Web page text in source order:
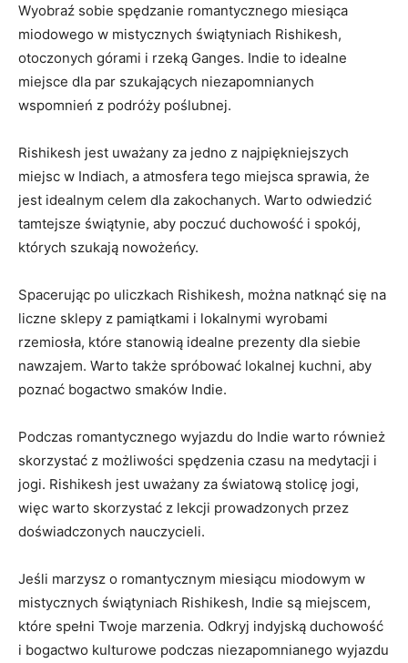
Wyobraź sobie spędzanie romantycznego miesiąca
miodowego w mistycznych świątyniach Rishikesh,
otoczonych górami i rzeką Ganges. Indie to idealne
miejsce dla ‌par szukających niezapomnianych⁢
wspomnień ⁤z podróży poślubnej.
Rishikesh⁢ jest uważany za ⁤jedno z najpiękniejszych
miejsc w Indiach, a atmosfera tego miejsca sprawia, że
jest idealnym celem dla zakochanych. Warto odwiedzić
⁢tamtejsze świątynie, aby ⁤poczuć duchowość i spokój,
których szukają nowożeńcy.
Spacerując po uliczkach Rishikesh, można natknąć się na
liczne sklepy z pamiątkami ⁢i lokalnymi wyrobami
rzemiosła, które stanowią idealne prezenty dla siebie
nawzajem. Warto także spróbować​ lokalnej kuchni, aby
poznać bogactwo smaków Indie.
Podczas romantycznego wyjazdu do Indie warto również
skorzystać z możliwości spędzenia czasu na medytacji i⁢
jogi. Rishikesh jest uważany za światową stolicę jogi,
więc warto skorzystać z lekcji ⁤prowadzonych przez
doświadczonych nauczycieli.
Jeśli marzysz‍ o romantycznym miesiącu miodowym w⁣
mistycznych świątyniach Rishikesh, Indie są ⁤miejscem,
które spełni Twoje marzenia. Odkryj indyjską duchowość
i bogactwo kulturowe podczas niezapomnianego wyjazdu